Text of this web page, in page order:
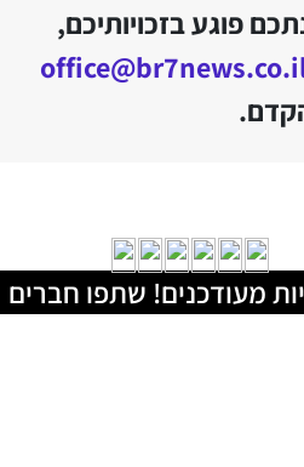
פוגע בזכויותיכם,
מעודכנים! שתפו חברים